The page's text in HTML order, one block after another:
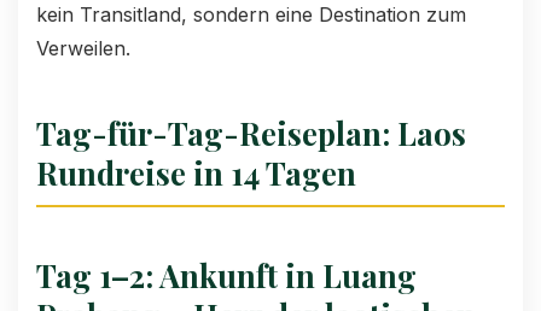
kein Transitland, sondern eine Destination zum
Verweilen.
Tag-für-Tag-Reiseplan: Laos
Rundreise in 14 Tagen
Tag 1–2: Ankunft in Luang